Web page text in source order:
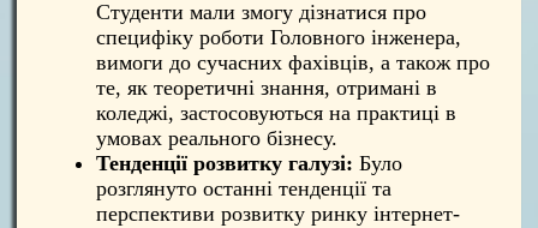
Студенти мали змогу дізнатися про
специфіку роботи Головного інженера,
вимоги до сучасних фахівців, а також про
те, як теоретичні знання, отримані в
коледжі, застосовуються на практиці в
умовах реального бізнесу.
Тенденції розвитку галузі: Було
розглянуто останні тенденції та
перспективи розвитку ринку інтернет-